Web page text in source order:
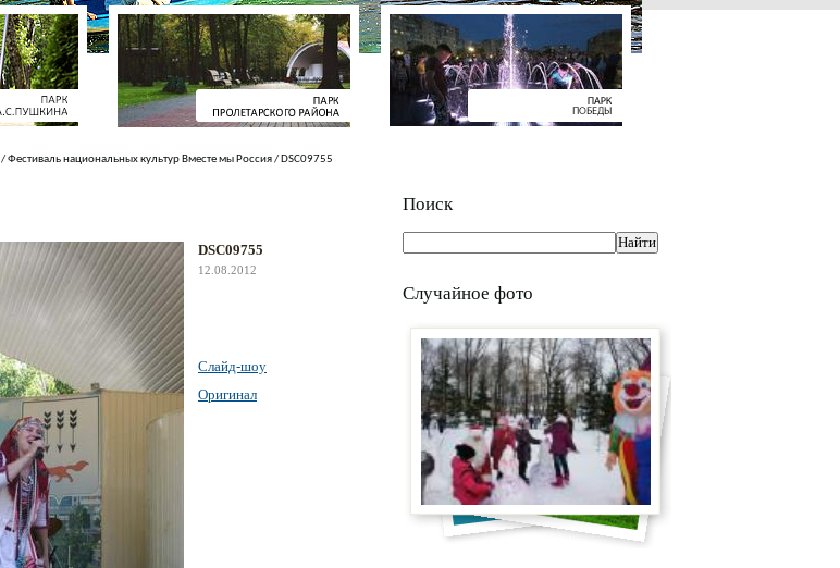
/Фестиваль национальных культур Вместе мы Россия/ DSC09755
DSC09755
12.08.2012
Слайд-шоу
Оригинал
Поиск
Случайное фото